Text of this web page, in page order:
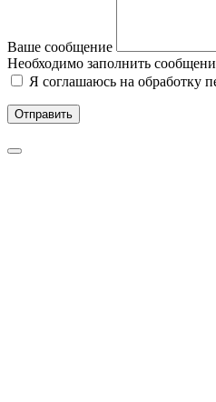
Ваше сообщение
Необходимо заполнить
Я соглашаюсь на обработку
Отправить